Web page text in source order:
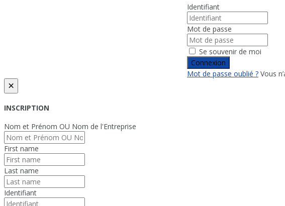
Identifiant
Mot de passe
Se souvenir de moi
Connexion
Mot de passe oublié ? Vous
×
INSCRIPTION
Nom et Prénom OU Nom de l'Entreprise
First name
Last name
Identifiant